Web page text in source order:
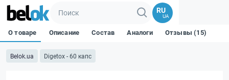
RU
UA
Belok.ua Digetox - 60 капс
О товаре Описание Состав Аналоги Отзывы (15)